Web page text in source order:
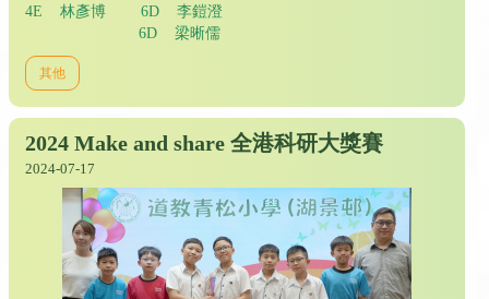
4E 林彥博 6D 李鎧澄
6D 梁晰儒
其他
2024 Make and share 全港科研大獎賽
2024-07-17